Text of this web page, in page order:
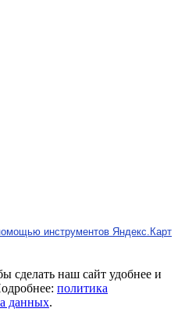
инструментов Яндекс.Карт
сделать наш сайт удобнее и
политика
данных.